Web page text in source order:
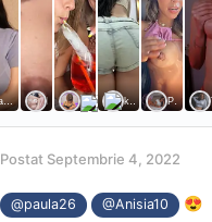
Postat Septembrie 4, 2022
@paula26 @Anisia10 😍